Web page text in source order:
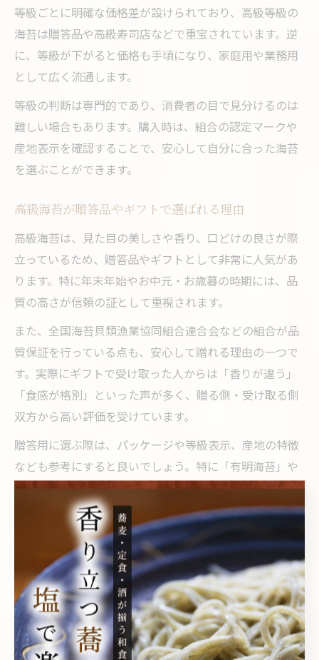
等級ごとに明確な価格差が設けられており、高級等級の
海苔は贈答品や高級寿司店などで重宝されています。逆
に、等級が下がると価格も手頃になり、家庭用や業務用
として広く流通します。
等級の判断は専門的であり、消費者の目で見分けるのは
難しい場合もあります。購入時は、組合の認定マークや
産地表示を確認することで、安心して自分に合った海苔
を選ぶことができます。
高級海苔が贈答品やギフトで選ばれる理由
高級海苔は、見た目の美しさや香り、口どけの良さが際
立っているため、贈答品やギフトとして非常に人気があ
ります。特に年末年始やお中元・お歳暮の時期には、品
質の高さが信頼の証として重視されます。
また、全国海苔貝類漁業協同組合連合会などの組合が品
質保証を行っている点も、安心して贈れる理由の一つで
す。実際にギフトで受け取った人からは「香りが違う」
「食感が格別」といった声が多く、贈る側・受け取る側
双方から高い評価を受けています。
贈答用に選ぶ際は、パッケージや等級表示、産地の特徴
なども参考にすると良いでしょう。特に「有明海苔」や
「東京海苔組合」など、産地ブランドを重視する方も増
えています。
安い海苔との比較でわかる海苔組合の役割
安価な海苔と高級海苔の大きな違いは、品質管理体制と
流通過程にあります。海苔組合は、生産から出荷まで一
貫して品質を管理し、基準を満たさない海苔は市場に出
さない徹底した体制を敷いています。